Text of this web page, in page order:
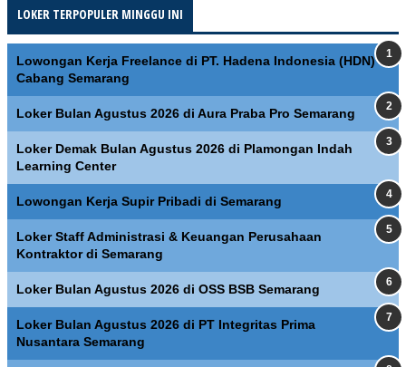
LOKER TERPOPULER MINGGU INI
Lowongan Kerja Freelance di PT. Hadena Indonesia (HDN)
Cabang Semarang
Loker Bulan Agustus 2026 di Aura Praba Pro Semarang
Loker Demak Bulan Agustus 2026 di Plamongan Indah
Learning Center
Lowongan Kerja Supir Pribadi di Semarang
Loker Staff Administrasi & Keuangan Perusahaan
Kontraktor di Semarang
Loker Bulan Agustus 2026 di OSS BSB Semarang
Loker Bulan Agustus 2026 di PT Integritas Prima
Nusantara Semarang